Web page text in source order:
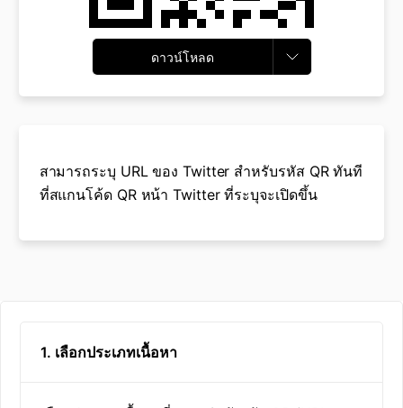
ดาวน์โหลด
สามารถระบุ URL ของ Twitter สำหรับรหัส QR ทันที
ที่สแกนโค้ด QR หน้า Twitter ที่ระบุจะเปิดขึ้น
1. เลือกประเภทเนื้อหา